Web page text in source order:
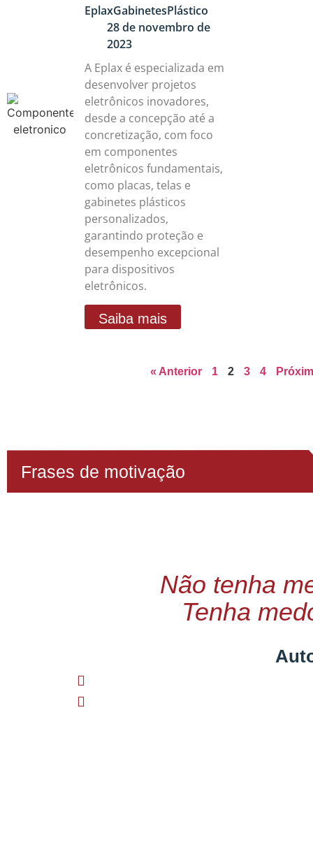
EplaxGabinetesPlástico
28 de novembro de
2023
A Eplax é especializada em
desenvolver projetos
eletrônicos inovadores,
desde a concepção até a
concretização, com foco
em componentes
eletrônicos fundamentais,
como placas, telas e
gabinetes plásticos
personalizados,
garantindo proteção e
desempenho excepcional
para dispositivos
eletrônicos.
Saiba mais
« Anterior 1 2 3 4
Frases de motivação
Não tenha
Tenha